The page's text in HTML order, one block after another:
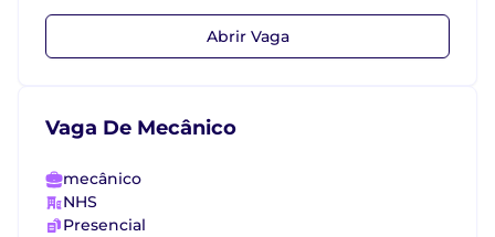
Abrir Vaga
Vaga De Mecânico
mecânico
NHS
Presencial